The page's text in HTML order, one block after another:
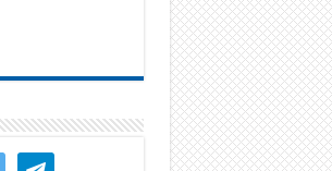
telegram